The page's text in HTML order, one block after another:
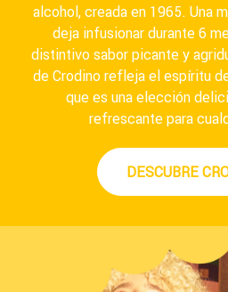
alcohol, creada en 1965. Una
deja infusionar durante 6
distintivo sabor picante y
de Crodino refleja el espíritu
que es una elección
refrescante para
DESCUBRE